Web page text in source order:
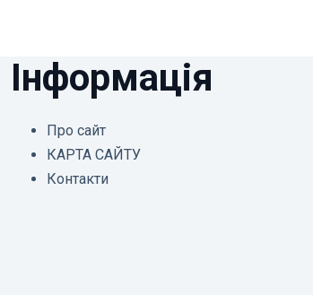
Інформація
Про сайт
КАРТА САЙТУ
Контакти